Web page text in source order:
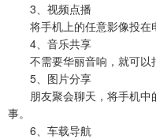
3、视频点播
将手机上的任意影像投在
4、音乐共享
不需要华丽音响，就可以
5、图片分享
朋友聚会聊天，将手机中
事。
6、车载导航